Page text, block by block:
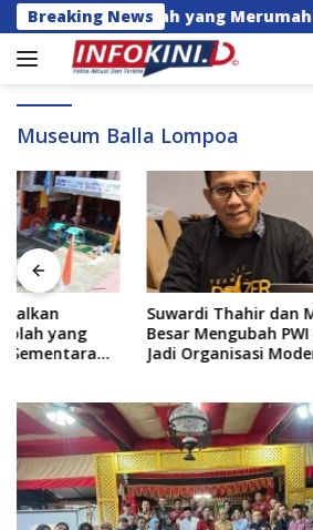
Langsung
ke
konten
Breaking News
Sekolah yang Merumahkan
Museum Balla Lompoa
Suwardi Thahir dan Misi
Besar Mengubah PWI Sulsel
Jadi Organisasi Modern dan
PSEL
Ulang